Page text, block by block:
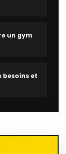
un gym
et